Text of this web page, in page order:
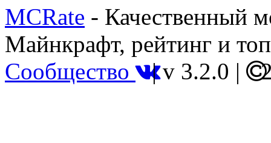
MCRate - Качественный
Майнкрафт, рейтинг и
Сообщество |v 3.2.0 |